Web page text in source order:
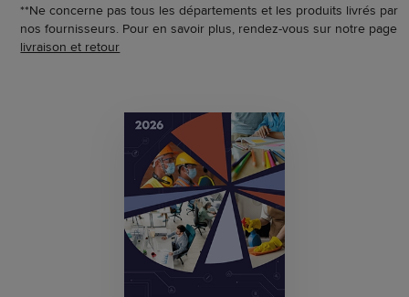
**Ne concerne pas tous les départements et les produits livrés par
nos fournisseurs. Pour en savoir plus, rendez-vous sur notre page
livraison et retour